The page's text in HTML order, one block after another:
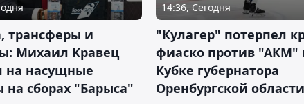
трансферы и
Михаил Кравец
на насущные
на сборах "Барыса"
14:36, Сегодня
"Кулагер" потерпел
фиаско против "АКМ"
Кубке губернатора
Оренбургской области